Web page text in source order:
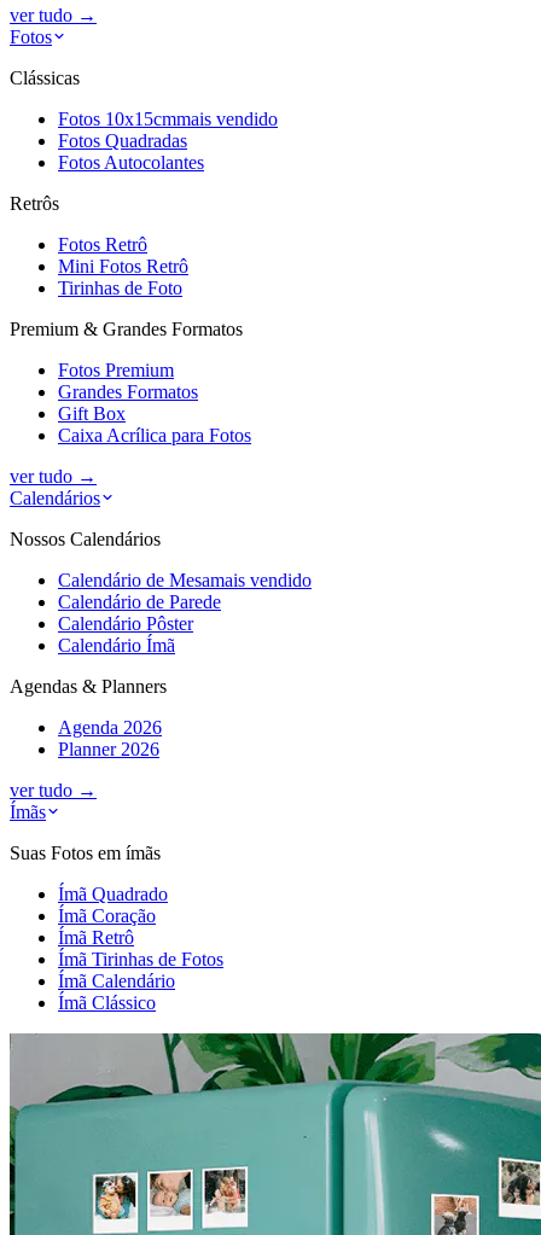
ver tudo →
Fotos
Clássicas
Fotos 10x15cmmais vendido
Fotos Quadradas
Fotos Autocolantes
Retrôs
Fotos Retrô
Mini Fotos Retrô
Tirinhas de Foto
Premium & Grandes Formatos
Fotos Premium
Grandes Formatos
Gift Box
Caixa Acrílica para Fotos
ver tudo →
Calendários
Nossos Calendários
Calendário de Mesamais vendido
Calendário de Parede
Calendário Pôster
Calendário Ímã
Agendas & Planners
Agenda 2026
Planner 2026
ver tudo →
Ímãs
Suas Fotos em ímãs
Ímã Quadrado
Ímã Coração
Ímã Retrô
Ímã Tirinhas de Fotos
Ímã Calendário
Ímã Clássico